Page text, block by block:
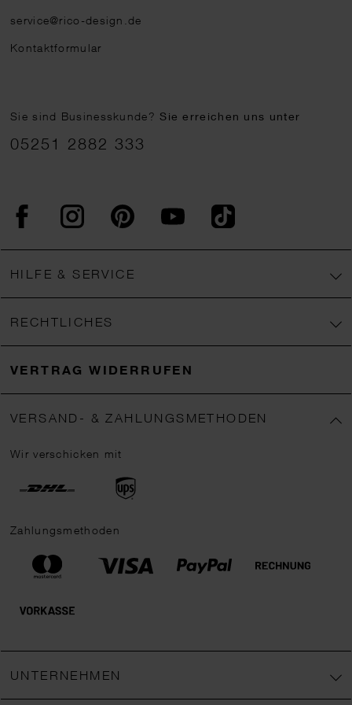
service@rico-design.de
Kontaktformular
Sie sind Businesskunde?Sie erreichen uns unter
05251 2882 333
FacebookInstagram PinterestYouTubeTikTok
HILFE & SERVICE
RECHTLICHES
VERTRAG WIDERRUFEN
VERSAND- & ZAHLUNGSMETHODEN
Wir verschicken mit
Zahlungsmethoden
UNTERNEHMEN